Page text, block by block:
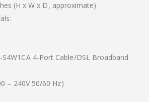
(H x W x D, approximate)
4-Port Cable/DSL Broadband
– 240V 50/60 Hz)